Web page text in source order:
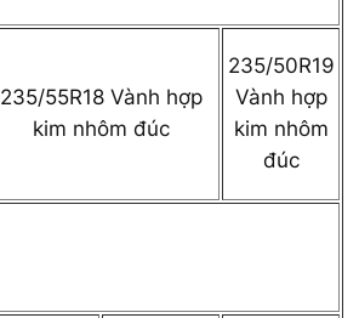
235/55R18 Vành hợp
kim nhôm đúc
235/50R19
Vành hợp
kim nhôm
đúc